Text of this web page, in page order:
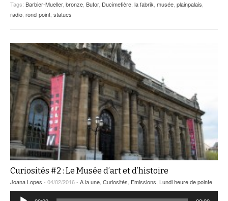
Tags: Barbier-Mueller, bronze Butor, Ducimetière la fabrik musée plainpalais
radio rond-point statues
Curiosités #2 : Le Musée d’art et d’histoire
Joana Lopes - 04/02/2016 - A la une, Curiosités, Emissions, Lundi heure de pointe
Lecteur